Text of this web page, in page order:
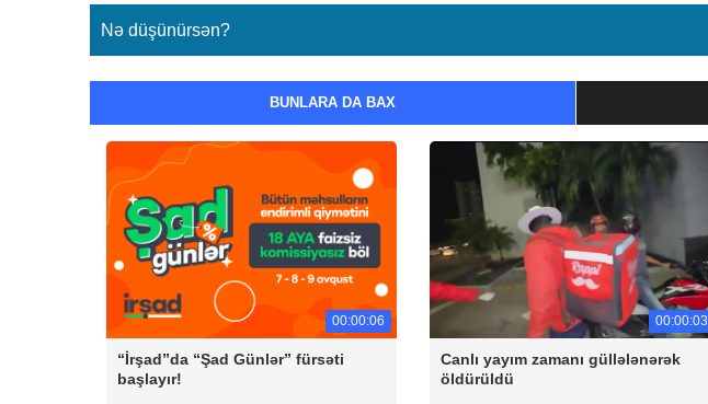
Nə düşünürsən?
BUNLARA DA BAX
00:00:06
“İrşad”da “Şad Günlər” fürsəti
başlayır!
00:00:03
Canlı yayım zamanı güllələnərək
öldürüldü